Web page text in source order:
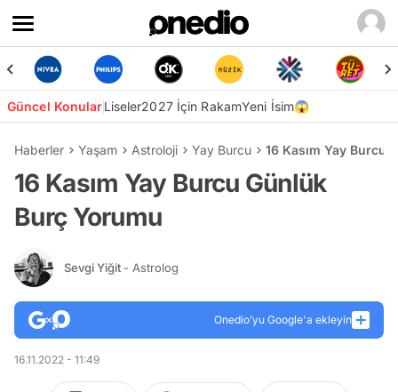
Güncel KonularLiseler2027 İçin RakamYeni İsim😱
Haberler Yaşam Astroloji Yay Burcu 16 Kasım Yay Burcu
16 Kasım Yay Burcu Günlük
Burç Yorumu
Sevgi Yiğit - Astrolog
Onedio’yu Google'a ekleyin
16.11.2022 - 11:49